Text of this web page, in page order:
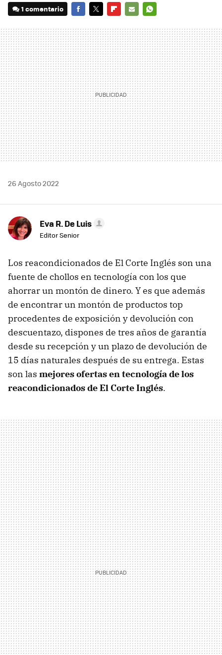
1 comentario
MAIL
26 Agosto 2022
Eva R. De Luis
Editor Senior
Los reacondicionados de El Corte Inglés son una
fuente de chollos en tecnología con los que
ahorrar un montón de dinero. Y es que además
de encontrar un montón de productos top
procedentes de exposición y devolución con
descuentazo, dispones de tres años de garantía
desde su recepción y un plazo de devolución de
15 días naturales después de su entrega. Estas
son las mejores ofertas en tecnología de los
reacondicionados de El Corte Inglés.